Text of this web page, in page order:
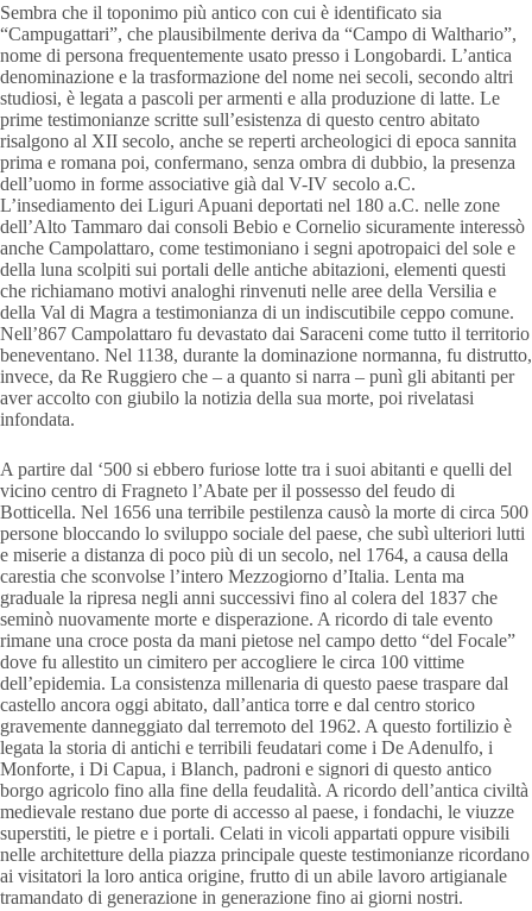
Sembra che il toponimo più antico con cui è identificato sia
“Campugattari”, che plausibilmente deriva da “Campo di Walthario”,
nome di persona frequentemente usato presso i Longobardi. L’antica
denominazione e la trasformazione del nome nei secoli, secondo altri
studiosi, è legata a pascoli per armenti e alla produzione di latte. Le
prime testimonianze scritte sull’esistenza di questo centro abitato
risalgono al XII secolo, anche se reperti archeologici di epoca sannita
prima e romana poi, confermano, senza ombra di dubbio, la presenza
dell’uomo in forme associative già dal V-IV secolo a.C.
L’insediamento dei Liguri Apuani deportati nel 180 a.C. nelle zone
dell’Alto Tammaro dai consoli Bebio e Cornelio sicuramente interessò
anche Campolattaro, come testimoniano i segni apotropaici del sole e
della luna scolpiti sui portali delle antiche abitazioni, elementi questi
che richiamano motivi analoghi rinvenuti nelle aree della Versilia e
della Val di Magra a testimonianza di un indiscutibile ceppo comune.
Nell’867 Campolattaro fu devastato dai Saraceni come tutto il territorio
beneventano. Nel 1138, durante la dominazione normanna, fu distrutto,
invece, da Re Ruggiero che – a quanto si narra – punì gli abitanti per
aver accolto con giubilo la notizia della sua morte, poi rivelatasi
infondata.
A partire dal ‘500 si ebbero furiose lotte tra i suoi abitanti e quelli del
vicino centro di Fragneto l’Abate per il possesso del feudo di
Botticella. Nel 1656 una terribile pestilenza causò la morte di circa 500
persone bloccando lo sviluppo sociale del paese, che subì ulteriori lutti
e miserie a distanza di poco più di un secolo, nel 1764, a causa della
carestia che sconvolse l’intero Mezzogiorno d’Italia. Lenta ma
graduale la ripresa negli anni successivi fino al colera del 1837 che
seminò nuovamente morte e disperazione. A ricordo di tale evento
rimane una croce posta da mani pietose nel campo detto “del Focale”
dove fu allestito un cimitero per accogliere le circa 100 vittime
dell’epidemia. La consistenza millenaria di questo paese traspare dal
castello ancora oggi abitato, dall’antica torre e dal centro storico
gravemente danneggiato dal terremoto del 1962. A questo fortilizio è
legata la storia di antichi e terribili feudatari come i De Adenulfo, i
Monforte, i Di Capua, i Blanch, padroni e signori di questo antico
borgo agricolo fino alla fine della feudalità. A ricordo dell’antica civiltà
medievale restano due porte di accesso al paese, i fondachi, le viuzze
superstiti, le pietre e i portali. Celati in vicoli appartati oppure visibili
nelle architetture della piazza principale queste testimonianze ricordano
ai visitatori la loro antica origine, frutto di un abile lavoro artigianale
tramandato di generazione in generazione fino ai giorni nostri.